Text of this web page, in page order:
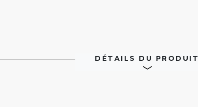
DÉTAILS DU PRODUIT